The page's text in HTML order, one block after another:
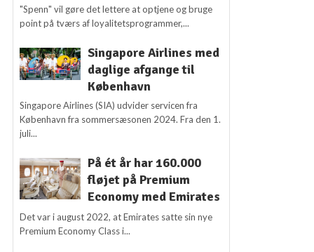
"Spenn" vil gøre det lettere at optjene og bruge
point på tværs af loyalitetsprogrammer,...
Singapore Airlines med
daglige afgange til
København
Singapore Airlines (SIA) udvider servicen fra
København fra sommersæsonen 2024. Fra den 1.
juli...
På ét år har 160.000
fløjet på Premium
Economy med Emirates
Det var i august 2022, at Emirates satte sin nye
Premium Economy Class i...